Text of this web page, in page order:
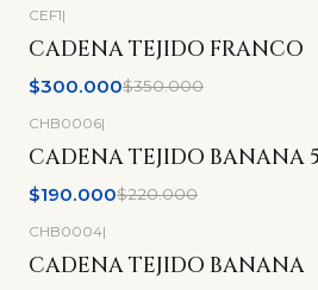
-14% OFF
CEF1|
CADENA TEJIDO FRANCO
$300.000$350.000
-14% OFF
CHB0006|
CADENA TEJIDO BANANA
$190.000$220.000
CHB0004|
CADENA TEJIDO BANANA